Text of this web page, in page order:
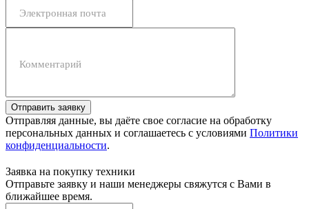
Электронная почта
Комментарий
Отправить заявку
Отправляя данные, вы даёте свое согласие на обработку
персональных данных и соглашаетесь с условиями Политики
конфиденциальности.
Заявка на покупку техники
Отправьте заявку и наши менеджеры свяжутся с Вами в
ближайшее время.